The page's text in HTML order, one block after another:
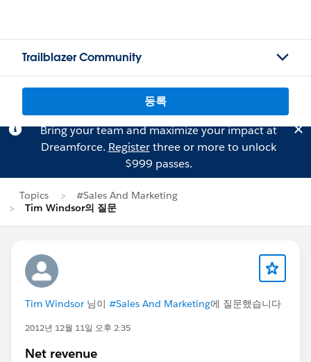
Trailblazer Community
등록
Bring your team and maximize your impact at
Dreamforce. Registerthree or more to unlock
$999 passes.
Topics
#Sales And Marketing
Tim Windsor의 질문
Tim Windsor 님이 #Sales And Marketing에 질문했습니다
2012년 12월 11일 오후 2:35
Net revenue